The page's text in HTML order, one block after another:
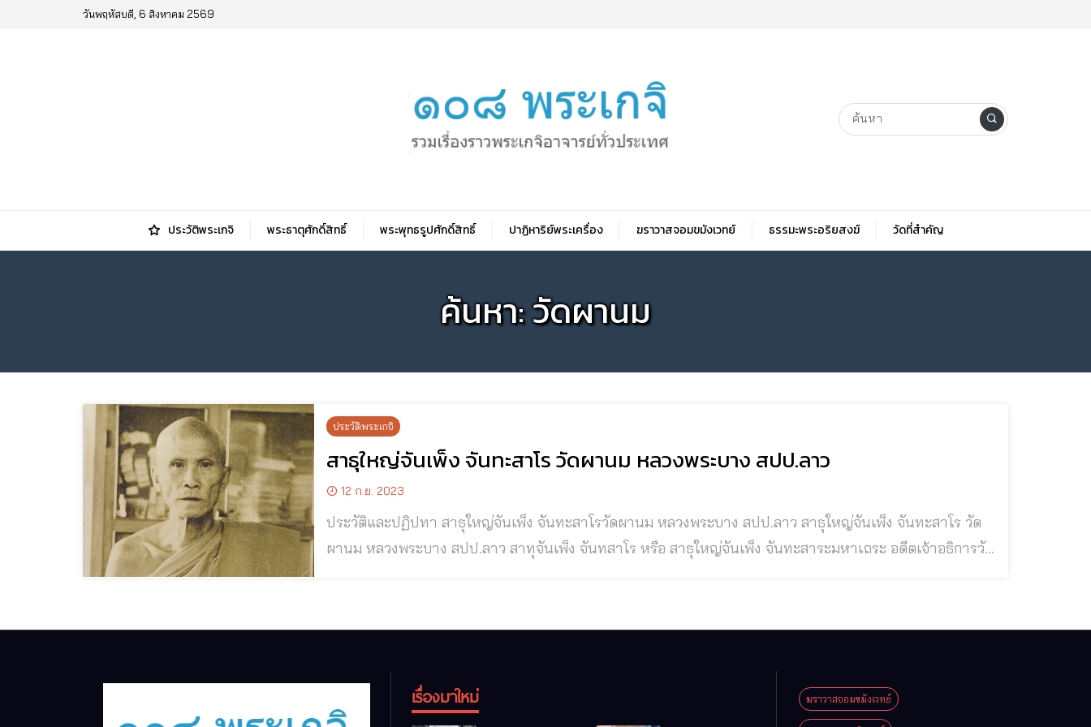
วันพฤหัสบดี, 6 สิงหาคม 2569
ประวัติพระเกจิ พระธาตุศักดิ์สิทธิ์ พระพุทธรูปศักดิ์สิทธิ์ ปาฏิหาริย์พระเครื่อง ฆราวาสจอมขมังเวทย์ ธรรมะพระอริยสงฆ์ วัดที่สําคัญ
ค้นหา: วัดผานม
ประวัติพระเกจิ
สาธุใหญ่จันเพ็ง จันทะสาโร วัดผานม หลวงพระบาง สปป.ลาว
12 ก.ย. 2023
ประวัติและปฏิปทา สาธุใหญ่จันเพ็ง จันทะสาโรวัดผานม หลวงพระบาง สปป.ลาว สาธุใหญ่จันเพ็ง จันทะสาโร วัด
ผานม หลวงพระบาง สปป.ลาว สาทุจันเพ็ง จันทสาโร หรือ สาธุใหญ่จันเพ็ง จันทะสาระมหาเถระ อดีตเจ้าอธิการวัด
เรื่องมาใหม่ ฆราวาสจอมขมังเวทย์